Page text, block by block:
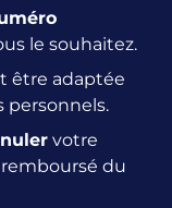
le souhaitez.
être adaptée
personnels.
votre
du